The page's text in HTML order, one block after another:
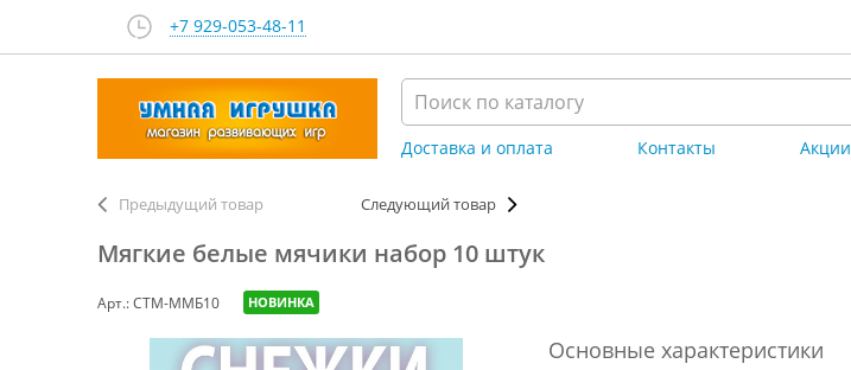
+7 929-053-48-11
Доставка и оплата Контакты Акции
Предыдущий товар Следующий товар
Арт.: СТМ-ММБ10 НОВИНКА
Мягкие белые мячики набор 10 штук
Основные характеристики